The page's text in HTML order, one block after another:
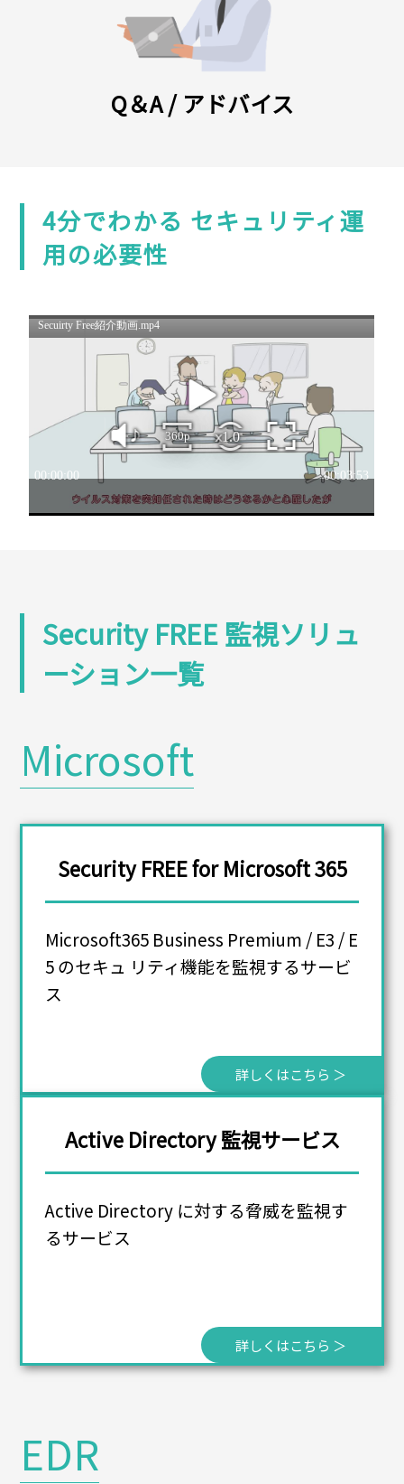
Q＆A / アドバイス
4分でわかる セキュリティ運
用の必要性
Security FREE監視ソリュ
ーション一覧
Microsoft
Security FREE for Microsoft 365
Microsoft365 Business Premium / E3 / E
5 のセキュ リティ機能を監視するサービ
ス
詳しくはこちら ＞
Active Directory 監視サービス
Active Directory に対する脅威を監視す
るサービス
詳しくはこちら ＞
EDR